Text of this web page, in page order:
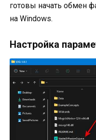
готовы начать обмен
на Windows.
Настройка